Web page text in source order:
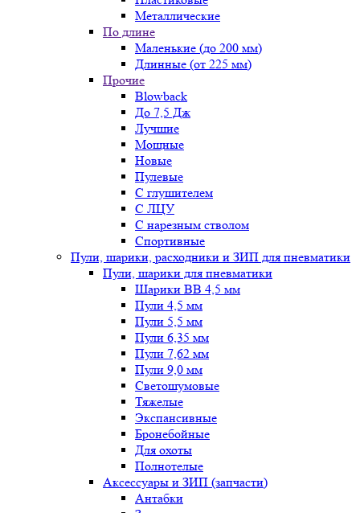
Металлические
По длине
Маленькие (до 200 мм)
Длинные (от 225 мм)
Прочие
Blowback
До 7,5 Дж
Лучшие
Мощные
Новые
Пулевые
С глушителем
С ЛЦУ
С нарезным стволом
Спортивные
Пули, шарики, расходники и ЗИП для пневматики
Пули, шарики для пневматики
Шарики BB 4,5 мм
Пули 4,5 мм
Пули 5,5 мм
Пули 6,35 мм
Пули 7,62 мм
Пули 9,0 мм
Светошумовые
Тяжелые
Экспансивные
Бронебойные
Для охоты
Полнотелые
Аксессуары и ЗИП (запчасти)
Антабки